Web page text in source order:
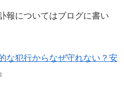
報についてはブログに書い
な犯行からなぜ守れない？安
』